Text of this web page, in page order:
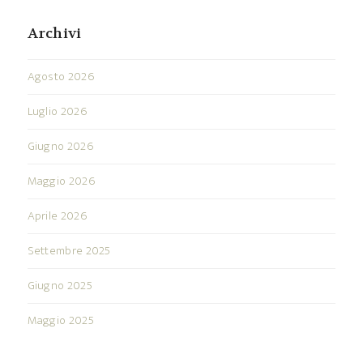
Archivi
Agosto 2026
Luglio 2026
Giugno 2026
Maggio 2026
Aprile 2026
Settembre 2025
Giugno 2025
Maggio 2025